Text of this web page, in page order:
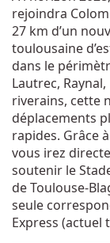
rejoindra
27 km d’un
toulousaine
dans le
Lautrec,
riverains, cette
déplacements
rapides. Grâce
vous irez
soutenir le
de Toulouse-
seule
Express (actuel